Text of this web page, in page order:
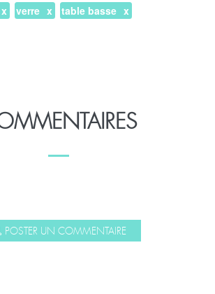
verre table basse
POSTER UN COMMENTAIRE